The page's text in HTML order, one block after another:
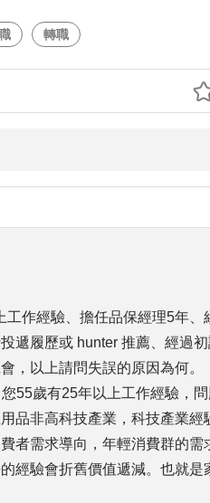
轉職
作經驗、擔任品保經理5年、
遞履歷或 hunter 推薦、經過
，以上請問失誤的原因為何。
55歲有25年以上工作經驗，
品非高科技產業，科技產業經
者需求導向，年輕消費群的需
經驗會折舊價值遞減。也就是